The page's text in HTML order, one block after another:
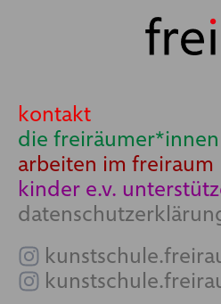
kontakt
die freiräumer*innen
arbeiten im freiraum
kinder e.v.